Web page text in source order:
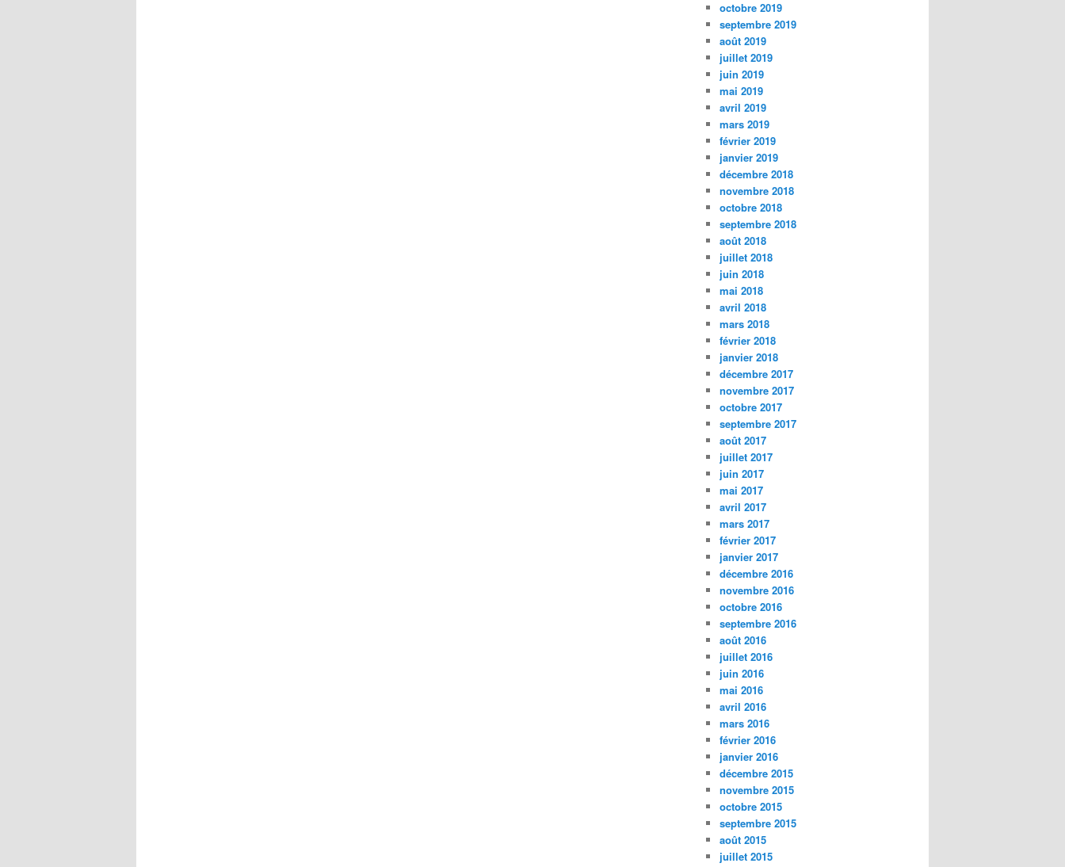
octobre 2019
septembre 2019
août 2019
juillet 2019
juin 2019
mai 2019
avril 2019
mars 2019
février 2019
janvier 2019
décembre 2018
novembre 2018
octobre 2018
septembre 2018
août 2018
juillet 2018
juin 2018
mai 2018
avril 2018
mars 2018
février 2018
janvier 2018
décembre 2017
novembre 2017
octobre 2017
septembre 2017
août 2017
juillet 2017
juin 2017
mai 2017
avril 2017
mars 2017
février 2017
janvier 2017
décembre 2016
novembre 2016
octobre 2016
septembre 2016
août 2016
juillet 2016
juin 2016
mai 2016
avril 2016
mars 2016
février 2016
janvier 2016
décembre 2015
novembre 2015
octobre 2015
septembre 2015
août 2015
juillet 2015